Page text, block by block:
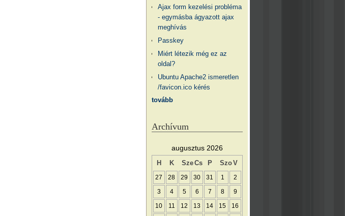
Ajax form kezelési probléma
- egymásba ágyazott ajax
meghívás
Passkey
Miért létezik még ez az
oldal?
Ubuntu Apache2 ismeretlen
/favicon.ico kérés
tovább
Archívum
augusztus 2026
H K SzeCs P SzoV
27 28 29 30 31 1 2
3 4 5 6 7 8 9
10 11 12 13 14 15 16